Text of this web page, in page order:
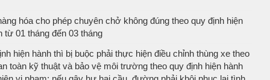
hóa cho phép chuyên chở không đúng theo quy định hiện
01 tháng đến 03 tháng
hiện hành thì bị buộc phải thực hiện điều chỉnh thùng xe theo
toàn kỹ thuật và bảo vệ môi trường theo quy định hiện hành